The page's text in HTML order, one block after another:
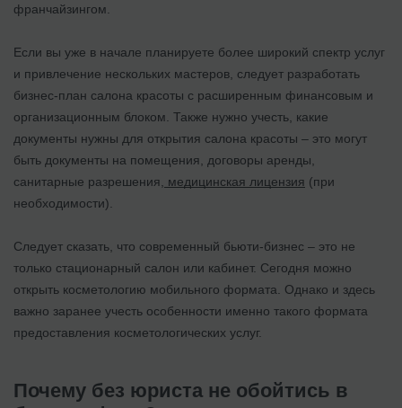
франчайзингом.
Если вы уже в начале планируете более широкий спектр услуг
и привлечение нескольких мастеров, следует разработать
бизнес-план салона красоты с расширенным финансовым и
организационным блоком. Также нужно учесть, какие
документы нужны для открытия салона красоты – это могут
быть документы на помещения, договоры аренды,
санитарные разрешения,
медицинская лицензия (при
необходимости).
Следует сказать, что современный бьюти-бизнес – это не
только стационарный салон или кабинет. Сегодня можно
открыть косметологию мобильного формата. Однако и здесь
важно заранее учесть особенности именно такого формата
предоставления косметологических услуг.
Почему без юриста не обойтись в